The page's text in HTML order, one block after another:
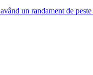
un randament de peste